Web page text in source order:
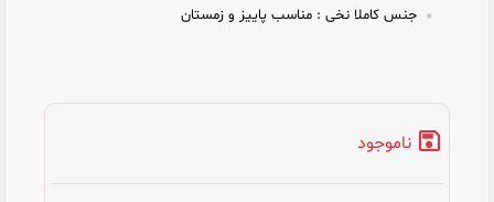
جنس کاملا نخی : مناسب پاییز و زمستان
ناموجود